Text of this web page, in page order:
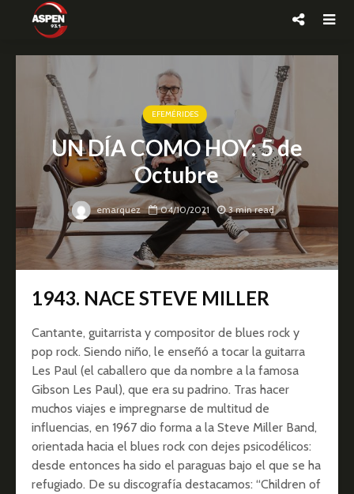
EFEMÉRIDES
UN DÍA COMO HOY: 5 de
Octubre
emarquez 04/10/2021 3 min read
1943. NACE STEVE MILLER
Cantante, guitarrista y compositor de blues rock y
pop rock. Siendo niño, le enseñó a tocar la guitarra
Les Paul (el caballero que da nombre a la famosa
Gibson Les Paul), que era su padrino. Tras hacer
muchos viajes e impregnarse de multitud de
influencias, en 1967 dio forma a la Steve Miller Band,
orientada hacia el blues rock con dejes psicodélicos:
desde entonces ha sido el paraguas bajo el que se ha
refugiado. De su discografía destacamos: “Children of